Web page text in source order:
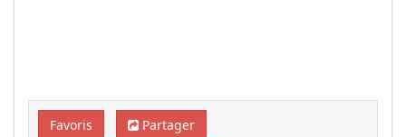
Favoris
Partager